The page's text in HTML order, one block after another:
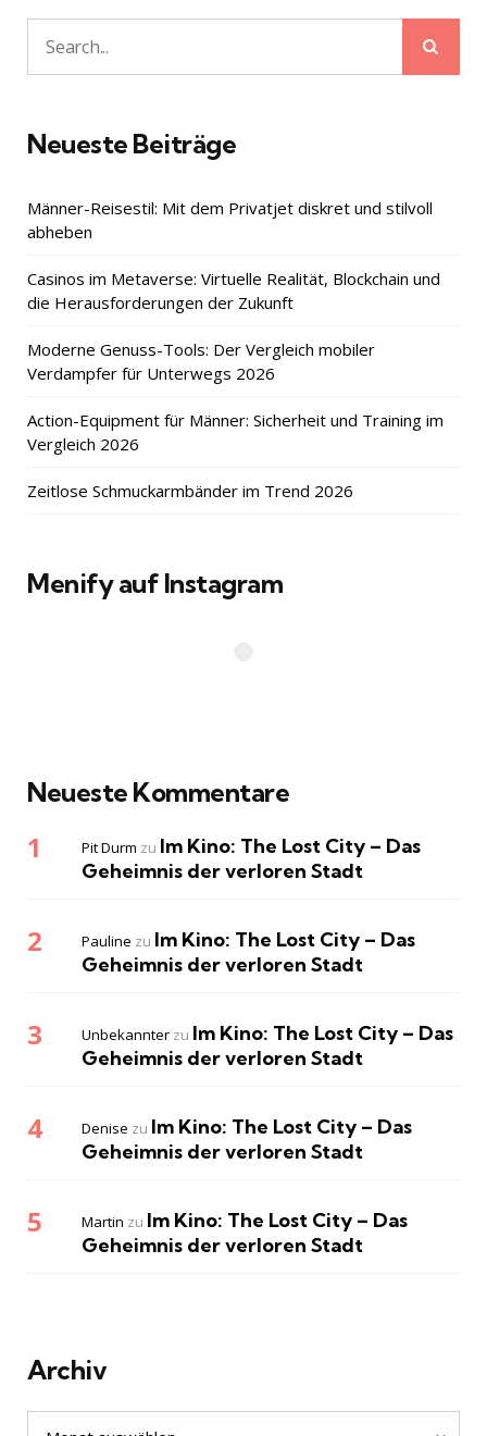
Search
for:
Neueste Beiträge
Männer-Reisestil: Mit dem Privatjet diskret und stilvoll
abheben
Casinos im Metaverse: Virtuelle Realität, Blockchain und
die Herausforderungen der Zukunft
Moderne Genuss-Tools: Der Vergleich mobiler
Verdampfer für Unterwegs 2026
Action-Equipment für Männer: Sicherheit und Training im
Vergleich 2026
Zeitlose Schmuckarmbänder im Trend 2026
Menify auf Instagram
Neueste Kommentare
Pit Durm zu Im Kino: The Lost City – Das
Geheimnis der verloren Stadt
Pauline zu Im Kino: The Lost City – Das
Geheimnis der verloren Stadt
Unbekannter zu Im Kino: The Lost City – Das
Geheimnis der verloren Stadt
Denise zu Im Kino: The Lost City – Das
Geheimnis der verloren Stadt
Martin zu Im Kino: The Lost City – Das
Geheimnis der verloren Stadt
Archiv
Archiv